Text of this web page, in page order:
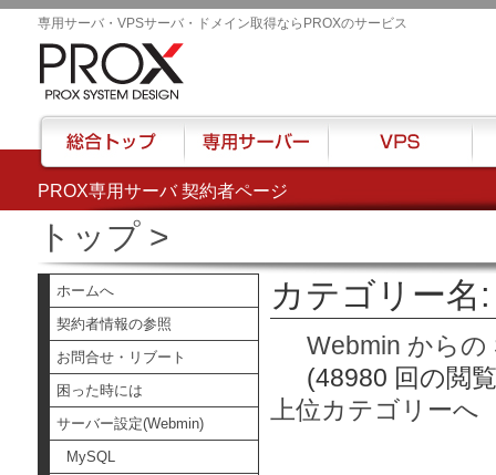
PROX専用サーバ 契約者ページ
専用サーバ・VPSサーバ・ドメイン取得ならPROXのサービス
トップ>
ホームへ
契約者情報の参照
お問合せ・リブート
困った時には
サーバー設定(Webmin)
MySQL
カテゴリー名
Webmin からの
(48980 回の閲
上位カテゴリーへ
総合トップ 専用サーバー VPS ハ